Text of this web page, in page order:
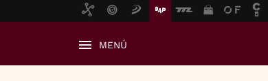
MENÚ